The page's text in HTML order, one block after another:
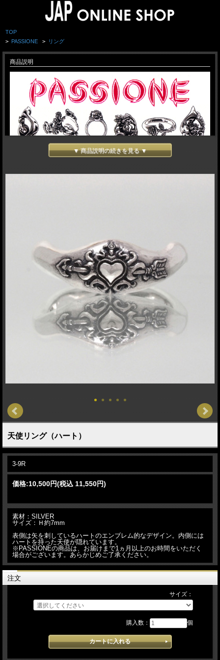
TOP
> PASSIONE > リング
商品説明
▼ 商品説明の続きを見る ▼
天使リング（ハート）
3-9R
価格:10,500円(税込 11,550円)
素材：SILVER
サイズ：Ｈ約7mm
表側は矢を刺しているハートのエンブレム的なデザイン。内側には
ハートを持った天使が隠れています。
※PASSIONEの商品は、お届けまで1ヵ月以上のお時間をいただく
場合がございます。あらかじめご了承ください。
注文
サイズ：
購入数： 個